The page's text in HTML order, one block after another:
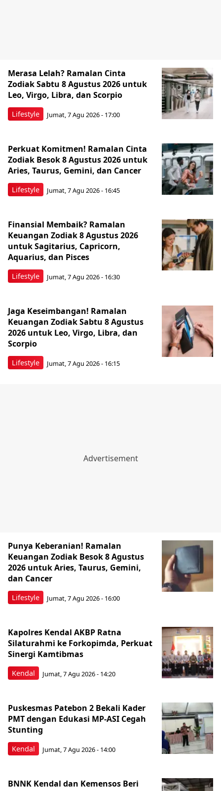
Lifestyle
Merasa Lelah? Ramalan Cinta
Zodiak Sabtu 8 Agustus 2026 untuk
Leo, Virgo, Libra, dan Scorpio
Jumat, 7 Agu 2026 - 17:00
Lifestyle
Perkuat Komitmen! Ramalan Cinta
Zodiak Besok 8 Agustus 2026 untuk
Aries, Taurus, Gemini, dan Cancer
Jumat, 7 Agu 2026 - 16:45
Lifestyle
Finansial Membaik? Ramalan
Keuangan Zodiak 8 Agustus 2026
untuk Sagitarius, Capricorn,
Aquarius, dan Pisces
Jumat, 7 Agu 2026 - 16:30
Lifestyle
Jaga Keseimbangan! Ramalan
Keuangan Zodiak Sabtu 8 Agustus
2026 untuk Leo, Virgo, Libra, dan
Scorpio
Jumat, 7 Agu 2026 - 16:15
Lifestyle
Punya Keberanian! Ramalan
Keuangan Zodiak Besok 8 Agustus
2026 untuk Aries, Taurus, Gemini,
dan Cancer
Jumat, 7 Agu 2026 - 16:00
Kendal
Kapolres Kendal AKBP Ratna
Silaturahmi ke Forkopimda, Perkuat
Sinergi Kamtibmas
Jumat, 7 Agu 2026 - 14:20
Kendal
Puskesmas Patebon 2 Bekali Kader
PMT dengan Edukasi MP-ASI Cegah
Stunting
Jumat, 7 Agu 2026 - 14:00
BNNK Kendal dan Kemensos Beri